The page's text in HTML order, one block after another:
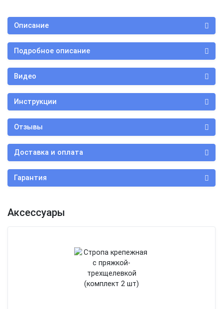
Описание
Подробное описание
Видео
Инструкции
Отзывы
Доставка и оплата
Гарантия
Аксессуары